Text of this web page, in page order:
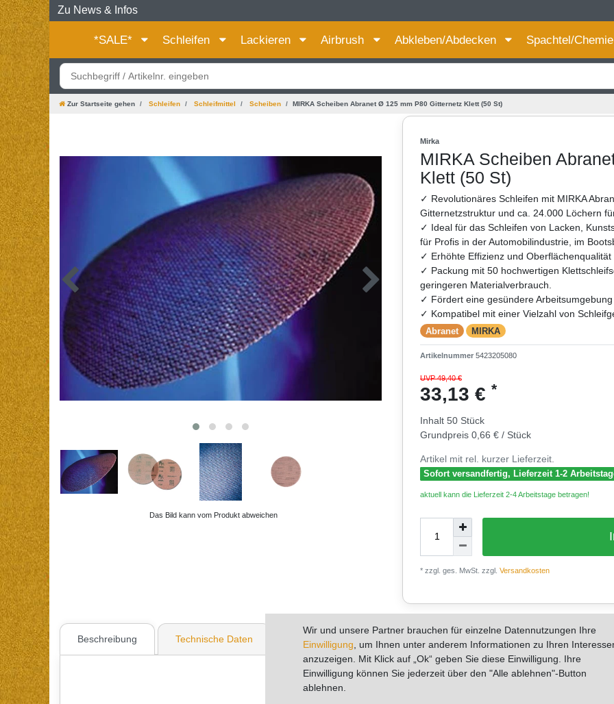
Zu News & Infos
Für bessere Preise HIER registrieren!
*SALE* Schleifen Lackieren Airbrush Abkleben/Abdecken Spachtel/Chemie
Zur Startseite gehen Schleifen Schleifmittel Scheiben MIRKA Scheiben Abranet Ø 125 mm P80 Gitternetz Klett (50 St)
Das Bild kann vom Produkt abweichen
Mirka
MIRKA Scheiben
Klett (50 St)
✓ Revolutionäres Schleifen mit MIRKA
Gitternetzstruktur und ca. 24.000 Löchern
✓ Ideal für das Schleifen von Lacken,
für Profis in der Automobilindustrie, im
✓ Erhöhte Effizienz und
✓ Packung mit 50 hochwertigen
geringeren Materialverbrauch.
✓ Fördert eine gesündere
✓ Kompatibel mit einer Vielzahl von
Abranet MIRKA
Artikelnummer 5423205080
UVP 49,40 €
33,13 € *
Inhalt 50 Stück
Grundpreis 0,66 € / Stück
Artikel mit rel. kurzer Lieferzeit.
Sofort versandfertig, Lieferzeit 1-2
aktuell kann die Lieferzeit 2-4 Arbeitstage betragen!
* zzgl. ges. MwSt. zzgl. Versandkosten
Beschreibung Technische Daten Weitere Details Fragen zum Artikel
Wir und unsere Partner brauchen für einzelne Datennutzungen Ihre
Einwilligung , um Ihnen unter anderem Informationen zu Ihren
anzuzeigen. Mit Klick auf „Ok“ geben Sie diese Einwilligung. Ihre
Einwilligung können Sie jederzeit über den "Alle ablehnen"-Button
ablehnen.